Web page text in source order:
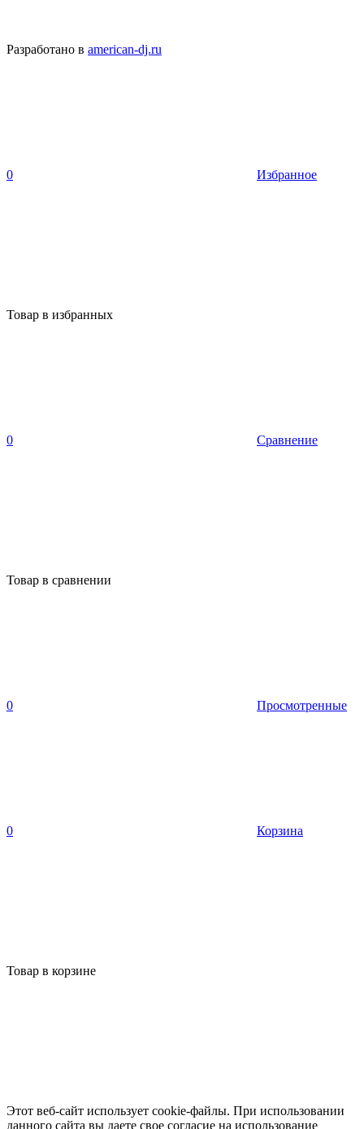
Разработано в american-dj.ru
0 Избранное
Товар в избранных
0 Сравнение
Товар в сравнении
0 Просмотренные
0 Корзина
Товар в корзине
Этот веб-сайт использует cookie-файлы. При использовании
данного сайта вы даете свое согласие на использование